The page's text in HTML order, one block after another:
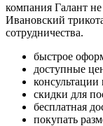
компания Галант
Ивановский
сотрудничества.
быстрое
доступные
консультации
скидки для
бесплатная
покупать